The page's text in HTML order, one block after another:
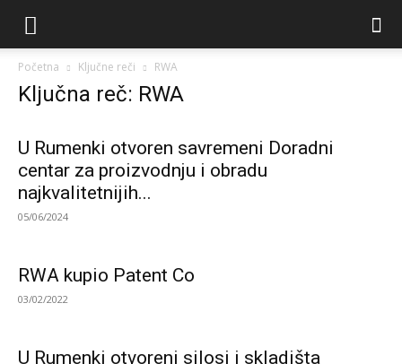
Početna Ključne reči RWA
Ključna reč: RWA
U Rumenki otvoren savremeni Doradni
centar za proizvodnju i obradu
najkvalitetnijih...
05/06/2024
RWA kupio Patent Co
03/02/2022
U Rumenki otvoreni silosi i skladišta